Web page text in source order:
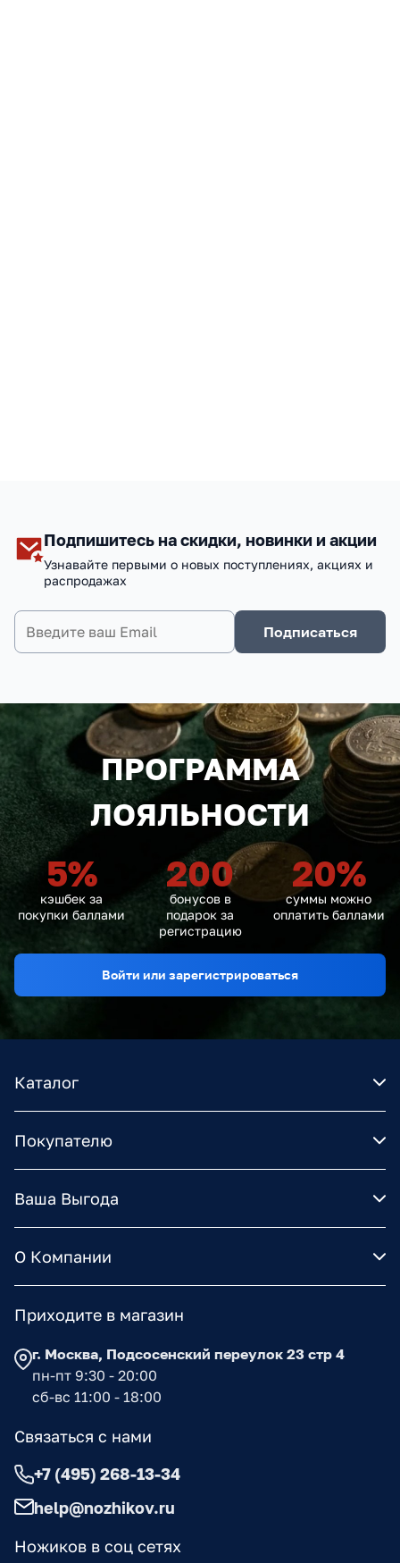
Подпишитесь на скидки, новинки и акции
Узнавайте первыми о новых поступлениях, акциях и
распродажах
Подписаться
ПРОГРАММА
ЛОЯЛЬНОСТИ
5%
кэшбек за
покупки баллами
200
бонусов в
подарок за
регистрацию
20%
суммы можно
оплатить баллами
Войти или зарегистрироваться
Каталог
Покупателю
Ваша Выгода
О Компании
Ножиков в соц сетях
Приходите в магазин
г. Москва, Подсосенский переулок 23 стр 4
пн-пт 9:30 - 20:00
сб-вс 11:00 - 18:00
Связаться с нами
+7 (495) 268-13-34
help@nozhikov.ru